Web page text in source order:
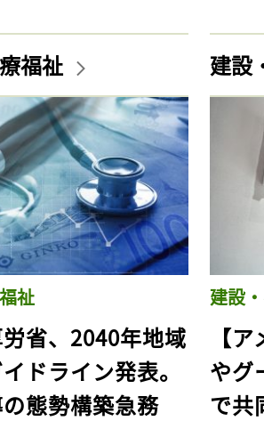
福祉
祉
労省、2040年地域
ドライン発表。
態勢構築急務
建設
建設
【
やグ
で共